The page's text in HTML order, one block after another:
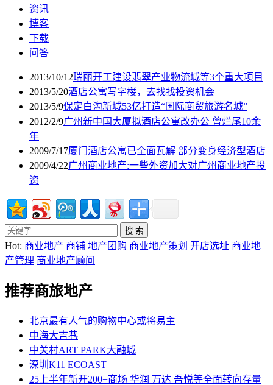
资讯
博客
下载
问答
2013/10/12瑞丽开工建设翡翠产业物流城等3个重大项目
2013/5/20酒店公寓写字楼，去找找投资机会
2013/5/9保定白沟新城53亿打造“国际商贸旅游名城”
2012/2/9广州新中国大厦拟酒店公寓改办公 曾烂尾10余
年
2009/7/17厦门酒店公寓已全面瓦解 部分变身经济型酒店
2009/4/22广州商业地产:一些外资加大对广州商业地产投
资
Hot: 商业地产 商铺 地产团购 商业地产策划 开店选址 商业地
产管理 商业地产顾问
推荐商旅地产
北京最有人气的购物中心或将易主
中海大吉巷
中关村ART PARK大融城
深圳K11 ECOAST
25上半年新开200+商场 华润 万达 吾悦等全面转向存量